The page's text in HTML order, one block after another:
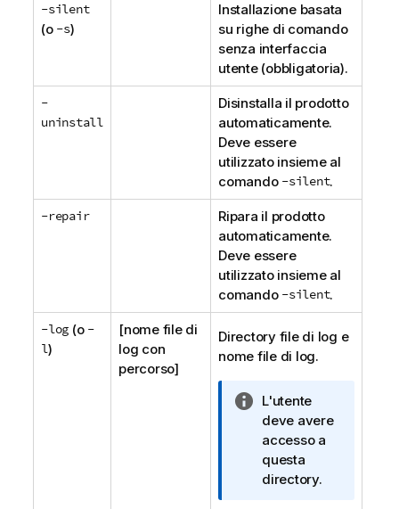
-silent
(o -s)
Installazione basata
su righe di comando
senza interfaccia
utente (obbligatoria).
-
uninstall
Disinstalla il prodotto
automaticamente.
Deve essere
utilizzato insieme al
comando -silent.
-repair
Ripara il prodotto
automaticamente.
Deve essere
utilizzato insieme al
comando -silent.
-log (o -
l)
[nome file di
log con
percorso]
Directory file di log e
nome file di log.
N
o
t
a
i
L'utente
deve avere
accesso a
questa
directory.